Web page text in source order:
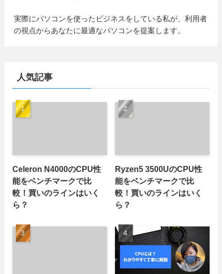
実際にパソコンを使ったビジネスをしている私が、利用者
の視点からあなたに最適なパソコンを提案します。
人気記事
Celeron N4000のCPU性
能をベンチマークで比
較！買いのラインはいく
ら？
Ryzen5 3500UのCPU性
能をベンチマークで比
較！買いのラインはいく
ら？